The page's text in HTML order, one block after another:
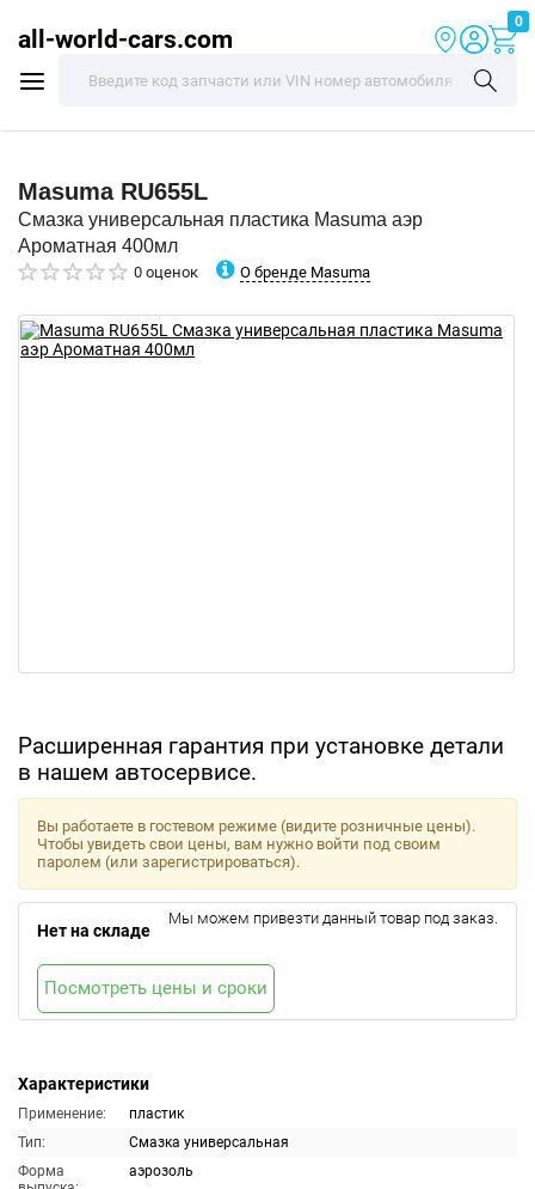
all-world-cars.com
0
Masuma RU655L
Смазка универсальная пластика Masuma аэр
Ароматная 400мл
0 оценок О бренде Masuma
Расширенная гарантия при установке детали
в нашем автосервисе.
Характеристики
Применение:
пластик
Тип:
Смазка универсальная
Форма
аэрозоль
Вы работаете в гостевом режиме (видите розничные цены).
Чтобы увидеть свои цены, вам нужно войти под своим
паролем (или зарегистрироваться).
Нет на складе
Мы можем привезти данный товар под заказ.
Посмотреть цены и сроки